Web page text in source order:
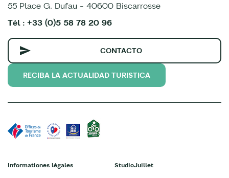
55 Place G. Dufau - 40600 Biscarrosse
Tél : +33 (0)5 58 78 20 96
CONTACTO
RECIBA LA ACTUALIDAD TURISTICA
Informationes légales StudioJuillet